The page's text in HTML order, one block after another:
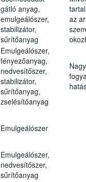
gátló anyag,
emulgeálószer,
stabilizátor,
sűrítőanyag
az
Emulgeálószer,
fényezőanyag,
nedvesítőszer,
stabilizátor,
sűrítőanyag,
zselésítőanyag
Emulgeálószer
Emulgeálószer,
nedvesítőszer,
sűrítőanyag